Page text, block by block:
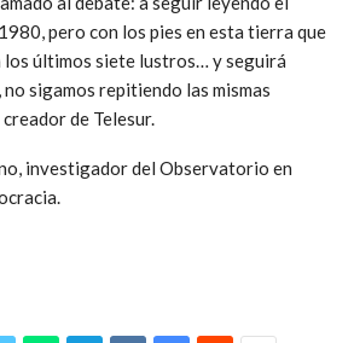
pero con los pies en esta tierra que
los últimos siete lustros… y seguirá
sigamos repitiendo las mismas
de Telesur.
investigador del Observatorio en